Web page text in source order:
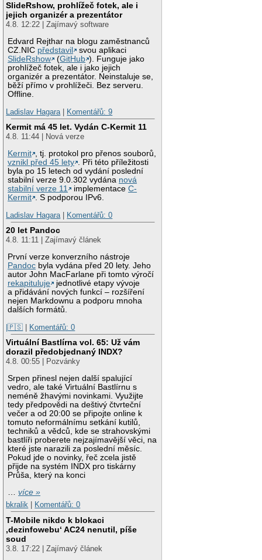
SlideRshow, prohlížeč fotek, ale i
jejich organizér a prezentátor
4.8. 12:22 | Zajímavý software
Edvard Rejthar na blogu zaměstnanců
CZ.NIC představil
svou aplikaci
SlideRshow
(GitHub ). Funguje jako
prohlížeč fotek, ale i jako jejich
organizér a prezentátor. Neinstaluje se,
běží přímo v prohlížeči. Bez serveru.
Offline.
Ladislav Hagara | Komentářů: 9
Kermit má 45 let. Vydán C-Kermit 11
4.8. 11:44 | Nová verze
Kermit , tj. protokol pro přenos souborů,
vznikl před 45 lety . Při této příležitosti
byla po 15 letech od vydání poslední
stabilní verze 9.0.302 vydána nová
stabilní verze 11
implementaceC-
Kermit . S podporou IPv6.
Ladislav Hagara | Komentářů: 0
20 let Pandoc
4.8. 11:11 | Zajímavý článek
První verze konverzního nástroje
Pandoc byla vydána před 20 lety. Jeho
autor John MacFarlane při tomto výročí
rekapituluje
jednotlivé etapy vývoje
a přidávání nových funkcí – rozšíření
nejen Markdownu a podporu mnoha
dalších formátů.
|🇵🇸 | Komentářů: 0
Virtuální Bastlírna vol. 65: Už vám
dorazil předobjednaný INDX?
4.8. 00:55 | Pozvánky
Srpen přinesl nejen další spalující
vedro, ale také Virtuální Bastlírnu s
neméně žhavými novinkami. Využijte
tedy předpovědi na deštivý čtvrteční
večer a od 20:00 se připojte online k
tomuto neformálnímu setkání kutilů,
techniků a vědců, kde se strahovskými
bastlíři proberete nejzajímavější věci, na
které jste narazili za poslední měsíc.
Pokud jde o novinky, řeč zcela jistě
přijde na systém INDX pro tiskárny
Průša, který na konci
…více »
bkralik
Komentářů: 0
T-Mobile nikdo k blokaci
‚dezinfowebu‘ AC24 nenutil, píše
soud
3.8. 17:22 | Zajímavý článek